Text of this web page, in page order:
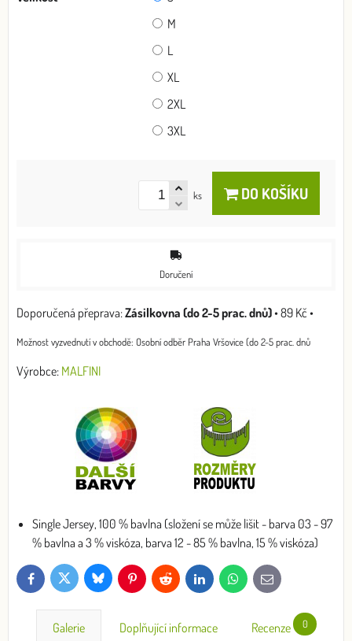
M
L
XL
2XL
3XL
ks DO KOŠÍKU
Doručení
Zásilkovna (do 2-5 prac. dnů)•89 Kč •
Osobní odběr Praha Vršovice (do 2-5 prac. dnů
Výrobce: MALFINI
Single Jersey, 100 % bavlna (složení se může lišit - barva 03 - 97
% bavlna a 3 % viskóza, barva 12 - 85 % bavlna, 15 % viskóza)
FacebookTwitter Bluesky PinterestReddit LinkedInWhatsApp
E-
mail
Galerie Doplňující informace Recenze 0